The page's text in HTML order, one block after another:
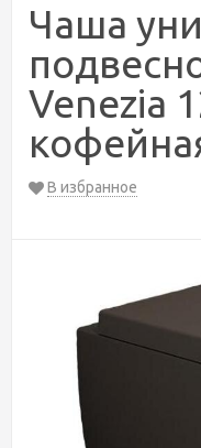
Чаша
Venezia
В избранное